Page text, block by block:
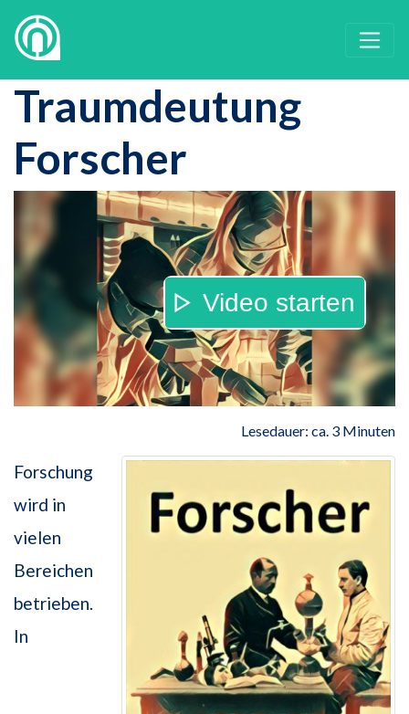
Traumdeutung
Forscher
Video starten
Lesedauer: ca. 3 Minuten
Forschung
wird in
vielen
Bereichen
betrieben.
In